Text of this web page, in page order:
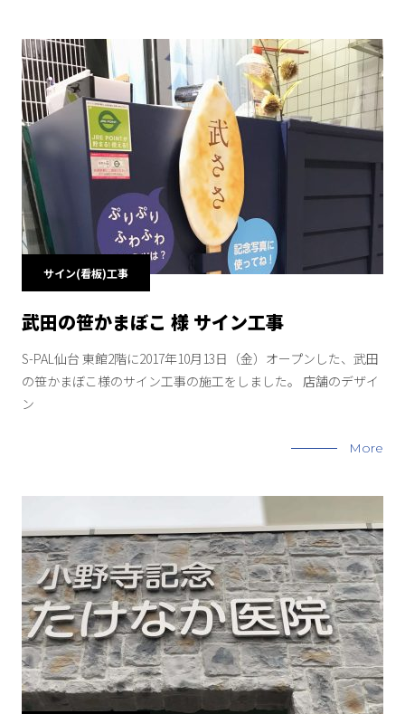
サイン(看板)工事
武田の笹かまぼこ 様 サイン工事
S-PAL仙台 東館2階に2017年10月13日（金）オープンした、武田
の笹かまぼこ様のサイン工事の施工をしました。 店舗のデザイ
ン
More